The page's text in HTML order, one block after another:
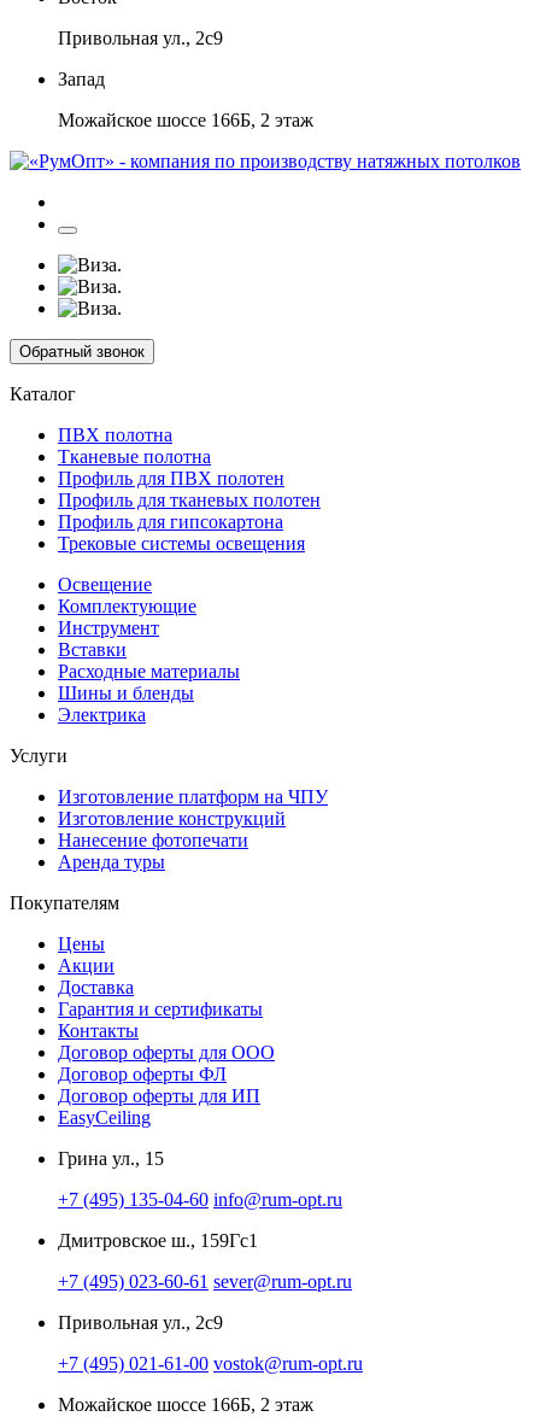
Привольная ул., 2с9
Запад
Можайское шоссе 166Б, 2 этаж
Обратный звонок
Каталог
ПВХ полотна
Тканевые полотна
Профиль для ПВХ полотен
Профиль для тканевых полотен
Профиль для гипсокартона
Трековые системы освещения
Освещение
Комплектующие
Инструмент
Вставки
Расходные материалы
Шины и бленды
Электрика
Услуги
Изготовление платформ на ЧПУ
Изготовление конструкций
Нанесение фотопечати
Аренда туры
Покупателям
Цены
Акции
Доставка
Гарантия и сертификаты
Контакты
Договор оферты для ООО
Договор оферты ФЛ
Договор оферты для ИП
EasyCeiling
Грина ул., 15
+7 (495) 135-04-60 info@rum-opt.ru
Дмитровское ш., 159Гс1
+7 (495) 023-60-61 sever@rum-opt.ru
Привольная ул., 2с9
+7 (495) 021-61-00 vostok@rum-opt.ru
Можайское шоссе 166Б, 2 этаж